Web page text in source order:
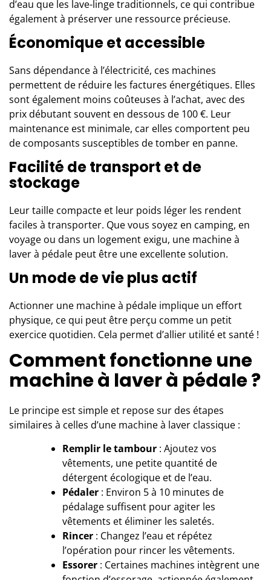
d’eau que les lave-linge traditionnels, ce qui contribue
également à préserver une ressource précieuse.
Économique et accessible
Sans dépendance à l’électricité, ces machines
permettent de réduire les factures énergétiques. Elles
sont également moins coûteuses à l’achat, avec des
prix débutant souvent en dessous de 100 €. Leur
maintenance est minimale, car elles comportent peu
de composants susceptibles de tomber en panne.
Facilité de transport et de
stockage
Leur taille compacte et leur poids léger les rendent
faciles à transporter. Que vous soyez en camping, en
voyage ou dans un logement exigu, une machine à
laver à pédale peut être une excellente solution.
Un mode de vie plus actif
Actionner une machine à pédale implique un effort
physique, ce qui peut être perçu comme un petit
exercice quotidien. Cela permet d’allier utilité et santé !
Comment fonctionne une
machine à laver à pédale ?
Le principe est simple et repose sur des étapes
similaires à celles d’une machine à laver classique :
Remplir le tambour : Ajoutez vos
vêtements, une petite quantité de
détergent écologique et de l’eau.
Pédaler : Environ 5 à 10 minutes de
pédalage suffisent pour agiter les
vêtements et éliminer les saletés.
Rincer : Changez l’eau et répétez
l’opération pour rincer les vêtements.
Essorer : Certaines machines intègrent une